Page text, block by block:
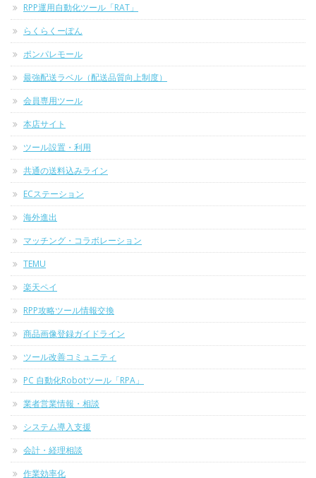
RPP運用自動化ツール「RAT」
らくらくーぽん
ポンパレモール
最強配送ラベル（配送品質向上制度）
会員専用ツール
本店サイト
ツール設置・利用
共通の送料込みライン
ECステーション
海外進出
マッチング・コラボレーション
TEMU
楽天ペイ
RPP攻略ツール情報交換
商品画像登録ガイドライン
ツール改善コミュニティ
PC 自動化Robotツール「RPA」
業者営業情報・相談
システム導入支援
会計・経理相談
作業効率化